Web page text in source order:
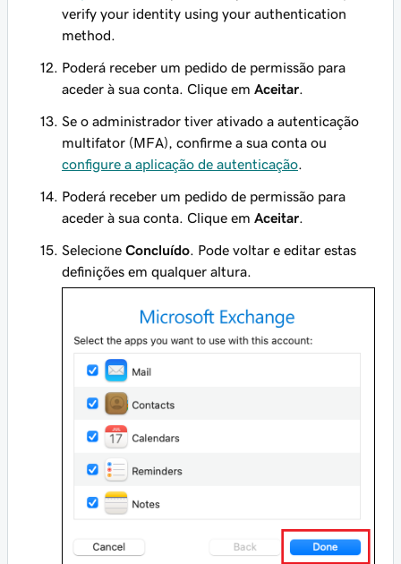
verify your identity using your authentication
method.
Poderá receber um pedido de permissão para
aceder à sua conta. Clique em Aceitar
Se o administrador tiver ativado a autenticação
multifator (MFA), confirme a sua conta ou
configure a aplicação de autenticação
Poderá receber um pedido de permissão para
aceder à sua conta. Clique em Aceitar
Selecione Concluído . Pode voltar e editar estas
definições em qualquer altura.